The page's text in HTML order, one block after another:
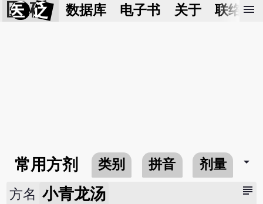
医 砭 数据库 电子书 关于 联络我
menu
常用方剂 类别 拼音 剂量 arrow_drop_down
subject
方名 小青龙汤